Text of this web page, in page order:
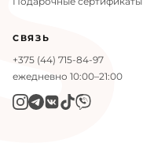
Материал подкладки
Комплектация
СВЯЗЬ
+375 (44) 715-84-97
ежедневно 10:00–21:00